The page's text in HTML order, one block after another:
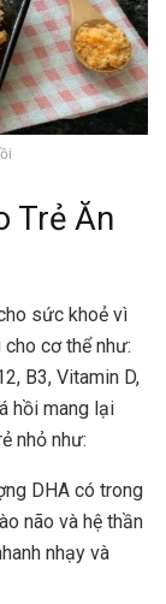
Trẻ Ăn
sức khoẻ vì
cơ thể như:
B3, Vitamin D,
hồi mang lại
nhỏ như:
DHA có trong
não và hệ thần
nhạy và